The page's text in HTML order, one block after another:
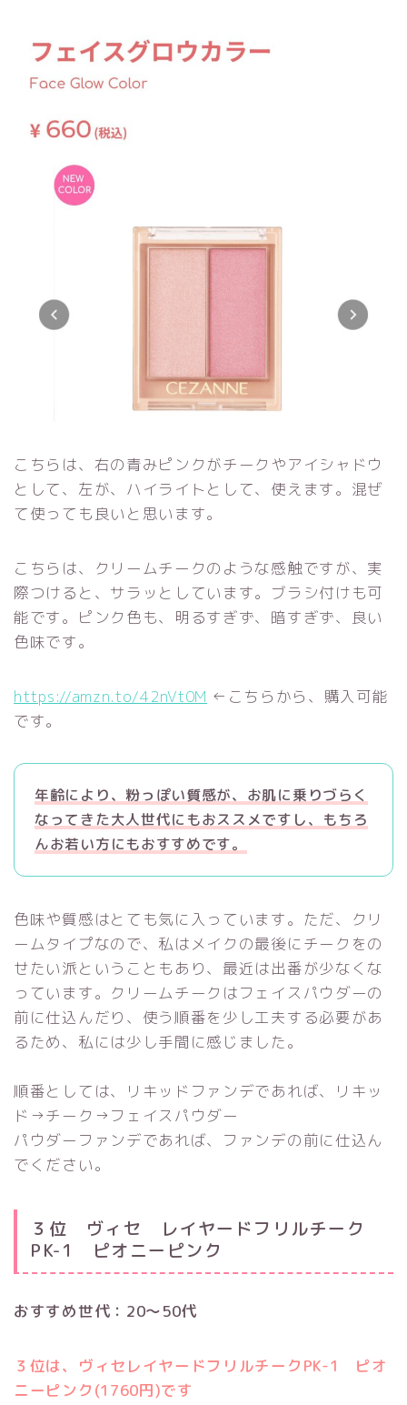
こちらは、右の青みピンクがチークやアイシャドウ
として、左が、ハイライトとして、使えます。混ぜ
て使っても良いと思います。
こちらは、クリームチークのような感触ですが、実
際つけると、サラッとしています。ブラシ付けも可
能です。ピンク色も、明るすぎず、暗すぎず、良い
色味です。
https://amzn.to/42nVt0M ←こちらから、購入可能
です。
年齢により、粉っぽい質感が、お肌に乗りづらく
なってきた大人世代にもおススメですし、もちろ
んお若い方にもおすすめです。
色味や質感はとても気に入っています。ただ、クリ
ームタイプなので、私はメイクの最後にチークをの
せたい派ということもあり、最近は出番が少なくな
っています。クリームチークはフェイスパウダーの
前に仕込んだり、使う順番を少し工夫する必要があ
るため、私には少し手間に感じました。
順番としては、リキッドファンデであれば、リキッ
ド→チーク→フェイスパウダー
パウダーファンデであれば、ファンデの前に仕込ん
でください。
３位 ヴィセ レイヤードフリルチーク
PK-1 ピオニーピンク
おすすめ世代：20〜50代
３位は、ヴィセレイヤードフリルチークPK-1 ピオ
ニーピンク(1760円)です